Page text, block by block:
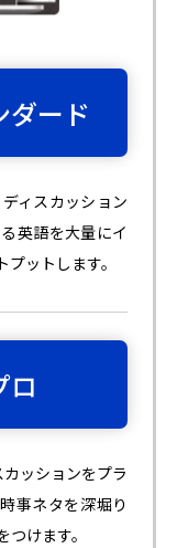
ダード
ィスカッション
英語を大量にイ
ットします。
ロ
ッションをプラ
事ネタを深堀り
けます。